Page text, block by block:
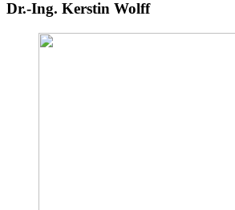
Dr.-Ing. Kerstin Wolff